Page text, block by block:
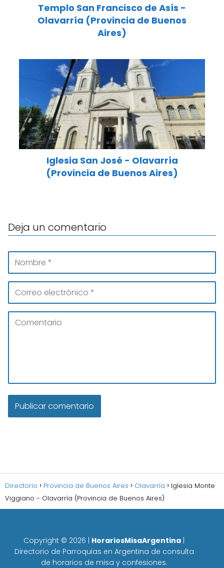
Templo San Francisco de Asís -
Olavarría (Provincia de Buenos
Aires)
Iglesia San José - Olavarría
(Provincia de Buenos Aires)
Deja un comentario
Directorio Provincia de Buenos Aires Olavarría
Iglesia Monte
Viggiano - Olavarría (Provincia de Buenos Aires)
Copyright © 2026 HorariosMisaArgentina
Directorio de Parroquias en Argentina de consulta
de horarios de misa y confesiones.